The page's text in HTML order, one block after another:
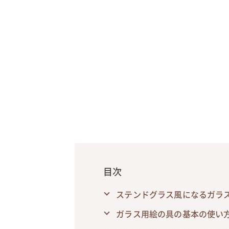
目次
ステンドグラス風になるガラ
ガラス用絵の具の基本の使い